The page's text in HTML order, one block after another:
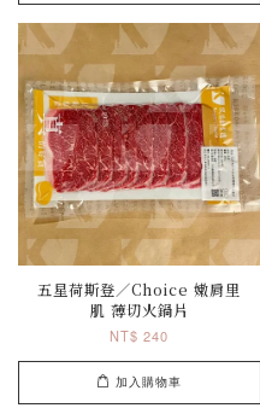
五星荷斯登／Choice 嫩肩里
肌 薄切火鍋片
NT$ 240
加入購物車